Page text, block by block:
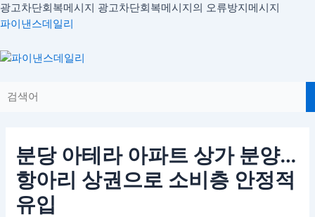
광고차단회복메시지 광고차단회복메시지의 오류방지메시지
파이낸스데일리
분당 아테라 아파트 상가 분양…
항아리 상권으로 소비층 안정적
유입
글
비